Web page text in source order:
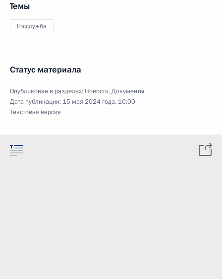
Темы
Госслужба
Статус материала
Опубликован в разделах: Новости,Документы
Дата публикации: 15 мая 2024 года, 10:00
Текстовая версия